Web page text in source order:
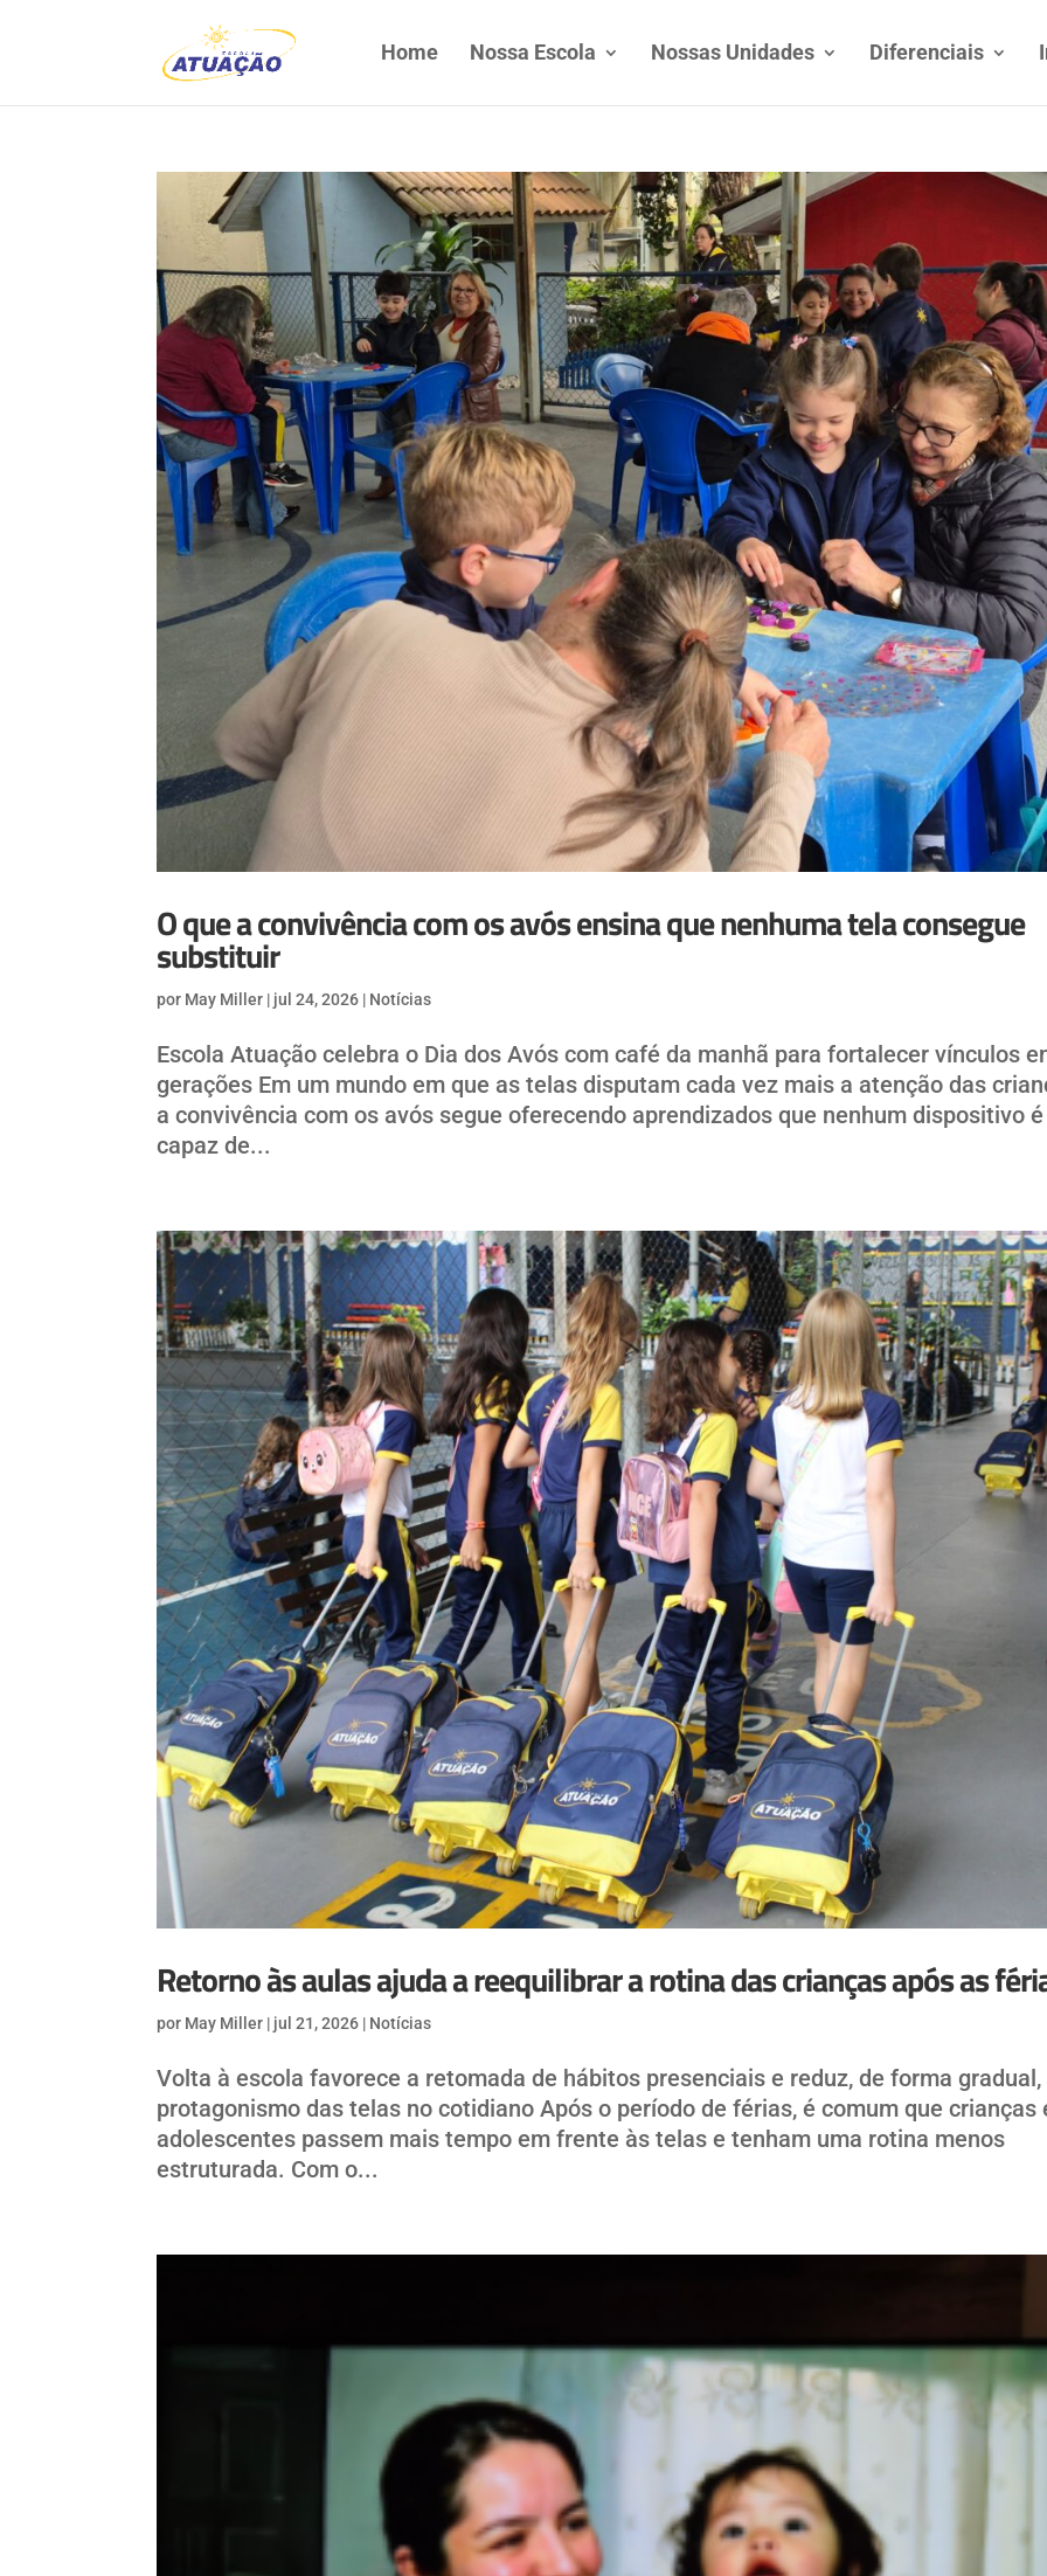
Home Nossa Escola Nossas Unidades Diferenciais
O que a convivência com os avós ensina que nenhuma tela consegue
substituir
por May Miller | jul 24, 2026 | Notícias
Escola Atuação celebra o Dia dos Avós com café da manhã para fortalecer vínculos
gerações Em um mundo em que as telas disputam cada vez mais a atenção das
a convivência com os avós segue oferecendo aprendizados que nenhum dispositivo é
capaz de...
Retorno às aulas ajuda a reequilibrar a rotina das crianças após as
por May Miller | jul 21, 2026 | Notícias
Volta à escola favorece a retomada de hábitos presenciais e reduz, de forma gradual,
protagonismo das telas no cotidiano Após o período de férias, é comum que crianças
adolescentes passem mais tempo em frente às telas e tenham uma rotina menos
estruturada. Com o...